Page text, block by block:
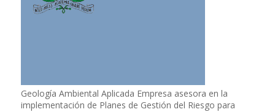
Geología Ambiental Aplicada Empresa asesora en la
implementación de Planes de Gestión del Riesgo para